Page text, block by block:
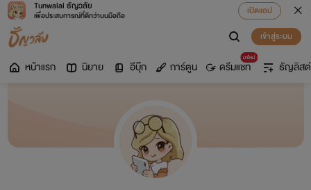
Tunwalai ธัญวลัย
เพื่อประสบการณ์ที่ดีกว่าบนมือถือ
เปิดแอป
เข้าสู่ระบบ
หน้าแรก นิยาย อีบุ๊ก การ์ตูน
มาใหม่
ดรีมแชท ธัญลิสต์